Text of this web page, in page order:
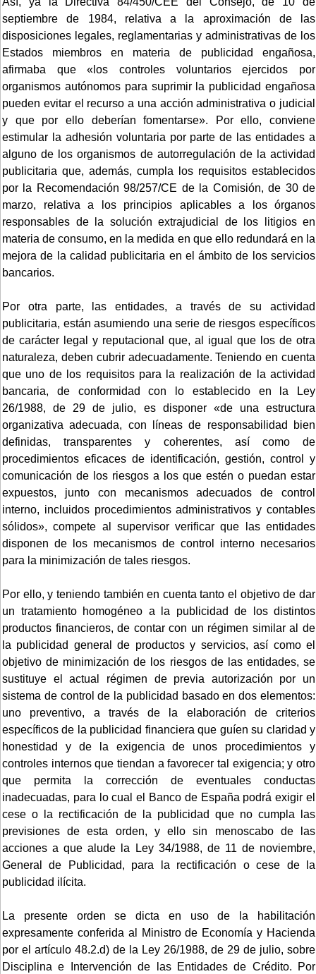
septiembre de 1984, relativa a la aproximación de las
disposiciones legales, reglamentarias y administrativas de los
Estados miembros en materia de publicidad engañosa,
afirmaba que «los controles voluntarios ejercidos por
organismos autónomos para suprimir la publicidad engañosa
pueden evitar el recurso a una acción administrativa o judicial
y que por ello deberían fomentarse». Por ello, conviene
estimular la adhesión voluntaria por parte de las entidades a
alguno de los organismos de autorregulación de la actividad
publicitaria que, además, cumpla los requisitos establecidos
por la Recomendación 98/257/CE de la Comisión, de 30 de
marzo, relativa a los principios aplicables a los órganos
responsables de la solución extrajudicial de los litigios en
materia de consumo, en la medida en que ello redundará en la
mejora de la calidad publicitaria en el ámbito de los servicios
bancarios.
Por otra parte, las entidades, a través de su actividad
publicitaria, están asumiendo una serie de riesgos específicos
de carácter legal y reputacional que, al igual que los de otra
naturaleza, deben cubrir adecuadamente. Teniendo en cuenta
que uno de los requisitos para la realización de la actividad
bancaria, de conformidad con lo establecido en la Ley
26/1988, de 29 de julio, es disponer «de una estructura
organizativa adecuada, con líneas de responsabilidad bien
definidas, transparentes y coherentes, así como de
procedimientos eficaces de identificación, gestión, control y
comunicación de los riesgos a los que estén o puedan estar
expuestos, junto con mecanismos adecuados de control
interno, incluidos procedimientos administrativos y contables
sólidos», compete al supervisor verificar que las entidades
disponen de los mecanismos de control interno necesarios
para la minimización de tales riesgos.
Por ello, y teniendo también en cuenta tanto el objetivo de dar
un tratamiento homogéneo a la publicidad de los distintos
productos financieros, de contar con un régimen similar al de
la publicidad general de productos y servicios, así como el
objetivo de minimización de los riesgos de las entidades, se
sustituye el actual régimen de previa autorización por un
sistema de control de la publicidad basado en dos elementos:
uno preventivo, a través de la elaboración de criterios
específicos de la publicidad financiera que guíen su claridad y
honestidad y de la exigencia de unos procedimientos y
controles internos que tiendan a favorecer tal exigencia; y otro
que permita la corrección de eventuales conductas
inadecuadas, para lo cual el Banco de España podrá exigir el
cese o la rectificación de la publicidad que no cumpla las
previsiones de esta orden, y ello sin menoscabo de las
acciones a que alude la Ley 34/1988, de 11 de noviembre,
General de Publicidad, para la rectificación o cese de la
publicidad ilícita.
La presente orden se dicta en uso de la habilitación
expresamente conferida al Ministro de Economía y Hacienda
por el artículo 48.2.d) de la Ley 26/1988, de 29 de julio, sobre
Disciplina e Intervención de las Entidades de Crédito. Por